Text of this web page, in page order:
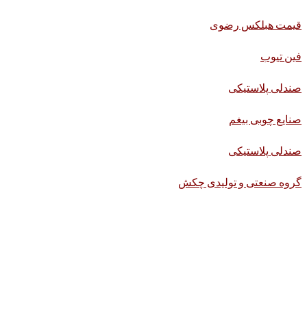
قیمت هبلکس رضوی
فین تیوب
صندلی پلاستیکی
صنایع چوبی بیغم
صندلی پلاستیکی
گروه صنعتی و تولیدی چکش